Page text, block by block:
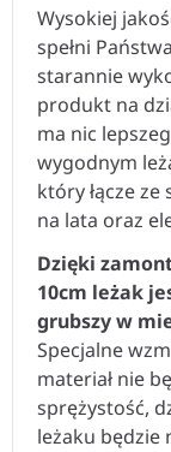
Wysokiej
spełni
starannie
produkt na
ma nic
wygodnym
który łącze
na lata oraz
Dzięki
10cm leżak
grubszy w
Specjalne
materiał nie
sprężystość,
leżaku będzie